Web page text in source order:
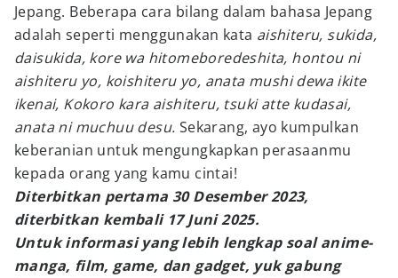
Jepang. Beberapa cara bilang dalam bahasa Jepang
adalah seperti menggunakan kata aishiteru, sukida,
daisukida, kore wa hitomeboredeshita, hontou ni
aishiteru yo, koishiteru yo, anata mushi dewa ikite
ikenai, Kokoro kara aishiteru, tsuki atte kudasai,
anata ni muchuu desu. Sekarang, ayo kumpulkan
keberanian untuk mengungkapkan perasaanmu
kepada orang yang kamu cintai!
Diterbitkan pertama 30 Desember 2023,
diterbitkan kembali 17 Juni 2025.
Untuk informasi yang lebih lengkap soal anime-
manga, film, game, dan gadget, yuk gabung